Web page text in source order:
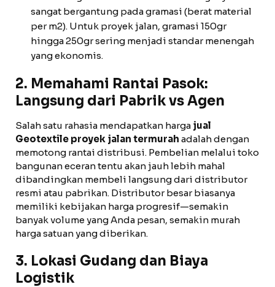
sangat bergantung pada gramasi (berat material
per m2). Untuk proyek jalan, gramasi 150gr
hingga 250gr sering menjadi standar menengah
yang ekonomis.
2. Memahami Rantai Pasok:
Langsung dari Pabrik vs Agen
Salah satu rahasia mendapatkan harga jual
Geotextile proyek jalan termurah adalah dengan
memotong rantai distribusi. Pembelian melalui toko
bangunan eceran tentu akan jauh lebih mahal
dibandingkan membeli langsung dari distributor
resmi atau pabrikan. Distributor besar biasanya
memiliki kebijakan harga progresif—semakin
banyak volume yang Anda pesan, semakin murah
harga satuan yang diberikan.
3. Lokasi Gudang dan Biaya
Logistik